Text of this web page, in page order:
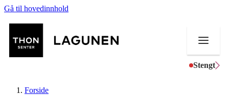
Gå til hovedinnhold
Stengt
Forside